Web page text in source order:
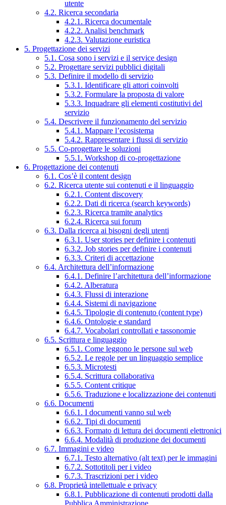
utente
4.2. Ricerca secondaria
4.2.1. Ricerca documentale
4.2.2. Analisi benchmark
4.2.3. Valutazione euristica
5. Progettazione dei servizi
5.1. Cosa sono i servizi e il service design
5.2. Progettare servizi pubblici digitali
5.3. Definire il modello di servizio
5.3.1. Identificare gli attori coinvolti
5.3.2. Formulare la proposta di valore
5.3.3. Inquadrare gli elementi costitutivi del
servizio
5.4. Descrivere il funzionamento del servizio
5.4.1. Mappare l’ecosistema
5.4.2. Rappresentare i flussi di servizio
5.5. Co-progettare le soluzioni
5.5.1. Workshop di co-progettazione
6. Progettazione dei contenuti
6.1. Cos’è il content design
6.2. Ricerca utente sui contenuti e il linguaggio
6.2.1. Content discovery
6.2.2. Dati di ricerca (search keywords)
6.2.3. Ricerca tramite analytics
6.2.4. Ricerca sui forum
6.3. Dalla ricerca ai bisogni degli utenti
6.3.1. User stories per definire i contenuti
6.3.2. Job stories per definire i contenuti
6.3.3. Criteri di accettazione
6.4. Architettura dell’informazione
6.4.1. Definire l’architettura dell’informazione
6.4.2. Alberatura
6.4.3. Flussi di interazione
6.4.4. Sistemi di navigazione
6.4.5. Tipologie di contenuto (content type)
6.4.6. Ontologie e standard
6.4.7. Vocabolari controllati e tassonomie
6.5. Scrittura e linguaggio
6.5.1. Come leggono le persone sul web
6.5.2. Le regole per un linguaggio semplice
6.5.3. Microtesti
6.5.4. Scrittura collaborativa
6.5.5. Content critique
6.5.6. Traduzione e localizzazione dei contenuti
6.6. Documenti
6.6.1. I documenti vanno sul web
6.6.2. Tipi di documenti
6.6.3. Formato di lettura dei documenti elettronici
6.6.4. Modalità di produzione dei documenti
6.7. Immagini e video
6.7.1. Testo alternativo (alt text) per le immagini
6.7.2. Sottotitoli per i video
6.7.3. Trascrizioni per i video
6.8. Proprietà intellettuale e privacy
6.8.1. Pubblicazione di contenuti prodotti dalla
Pubblica Amministrazione